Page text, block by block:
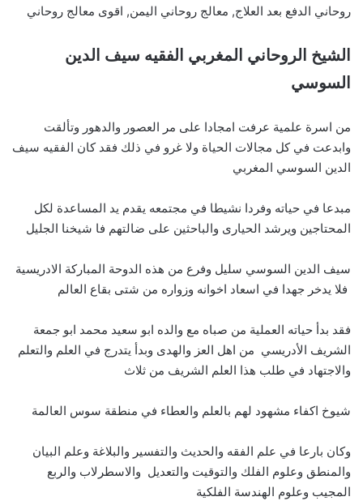
روحاني الدفع بعد العلاج, معالج روحاني اليمن, اقوى معالج روحاني
الشيخ الروحاني المغربي الفقيه سيف الدين
السوسي
من اسرة علمية عرفت امجادا على مر العصور والدهور وتألقت
وابدعت في كل مجالات الحياة ولا غرو في ذلك فقد كان الفقيه سيف
الدين السوسي المغربي
مبدعا في حياته وفردا نشيطا في مجتمعه يقدم يد المساعدة لكل
المحتاجين ويرشد الحيارى والباحثين على ضالتهم فا شيخنا الجليل
سيف الدين السوسي سليل وفرع من هذه الدوحة المباركة الادريسية
فلا يدخر جهدا في اسعاد اخوانه وزواره من شتى بقاع العالم
فقد بدأ حياته العملية من صباه مع والده ابو سعيد محمد ابو جمعة
الشريف الأدريسي من اهل العز والهدى وبدأ يتدرج في العلم والتعلم
والاجتهاد في طلب هذا العلم الشريف من ثلاث
شيوخ اكفاء مشهود لهم بالعلم والعطاء في منطقة سوس العالمة
وكان بارعا في علم الفقه والحديث والتفسير والبلاغة وعلم البيان
والمنطق وعلوم الفلك والتوقيت والتعديل والاسطرلاب والربع
المجيب وعلوم الهندسة الفلكية